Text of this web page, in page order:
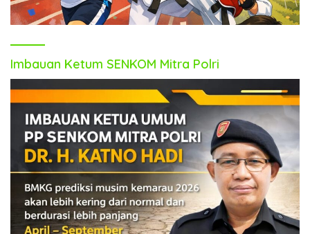
Imbauan Ketum SENKOM Mitra Polri